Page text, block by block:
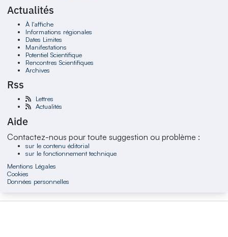
Actualités
À l'affiche
Informations régionales
Dates Limites
Manifestations
Potentiel Scientifique
Rencontres Scientifiques
Archives
Rss
Lettres
Actualités
Aide
Contactez-nous pour toute suggestion ou problème :
sur le contenu éditorial
sur le fonctionnement technique
Mentions Légales
Cookies
Données personnelles